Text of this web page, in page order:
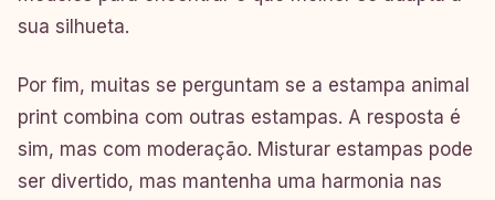
sua silhueta.
Por fim, muitas se perguntam se a estampa animal
print combina com outras estampas. A resposta é
sim, mas com moderação. Misturar estampas pode
ser divertido, mas mantenha uma harmonia nas